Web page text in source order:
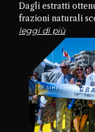
Dagli estratti
frazioni naturali
futuro, passando
commestibili, la
rivelato
creativo
leggi di più